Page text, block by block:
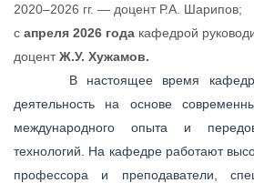
2020–2026 гг. — доцент Р.А. Шарипов;
с апреля 2026 года кафедрой
доцентЖ.У. Хужамов.
В настоящее время кафедра
деятельность на основе
международного опыта и
технологий. На кафедре работают
профессора и преподаватели,